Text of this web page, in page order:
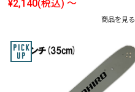
¥2,140(税込) ～
商品を見る